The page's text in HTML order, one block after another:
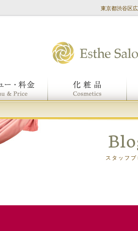
東京都渋谷区
スタッフブ